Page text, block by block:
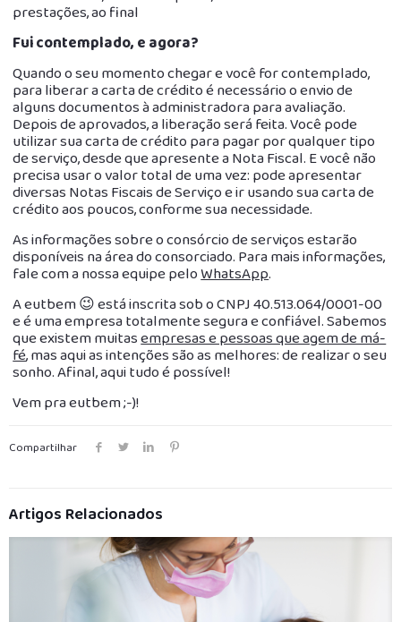
prestações, ao final
Fui contemplado, e agora?
Quando o seu momento chegar e você for contemplado,
para liberar a carta de crédito é necessário o envio de
alguns documentos à administradora para avaliação.
Depois de aprovados, a liberação será feita. Você pode
utilizar sua carta de crédito para pagar por qualquer tipo
de serviço, desde que apresente a Nota Fiscal. E você não
precisa usar o valor total de uma vez: pode apresentar
diversas Notas Fiscais de Serviço e ir usando sua carta de
crédito aos poucos, conforme sua necessidade.
As informações sobre o consórcio de serviços estarão
disponíveis na área do consorciado. Para mais informações,
fale com a nossa equipe peloWhatsApp.
A eutbem 😉 está inscrita sob o CNPJ 40.513.064/0001-00
e é uma empresa totalmente segura e confiável. Sabemos
que existem muitasempresas e pessoas que agem de má-
fé, mas aqui as intenções são as melhores: de realizar o seu
sonho. Afinal, aqui tudo é possível!
Vem pra eutbem ;-)!
Compartilhar
Artigos Relacionados